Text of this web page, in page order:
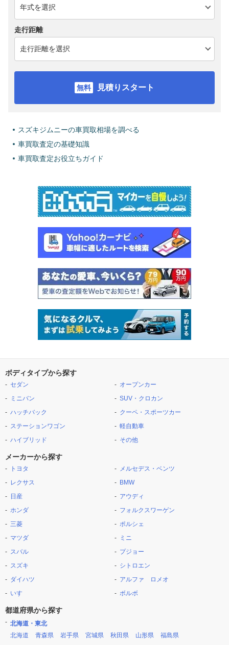
走行距離
見積りスタート
スズキジムニーの車買取相場を調べる
車買取査定の基礎知識
車買取査定お役立ちガイド
ボディタイプから探す
セダン
ミニバン
ハッチバック
ステーションワゴン
ハイブリッド
オープンカー
SUV・クロカン
クーペ・スポーツカー
軽自動車
その他
メーカーから探す
トヨタ
レクサス
日産
ホンダ
三菱
マツダ
スバル
スズキ
ダイハツ
いすゞ
メルセデス・ベンツ
BMW
アウディ
フォルクスワーゲン
ポルシェ
ミニ
プジョー
シトロエン
アルファ ロメオ
ボルボ
都道府県から探す
北海道・東北
北海道
青森県 岩手県 宮城県 秋田県 山形県 福島県